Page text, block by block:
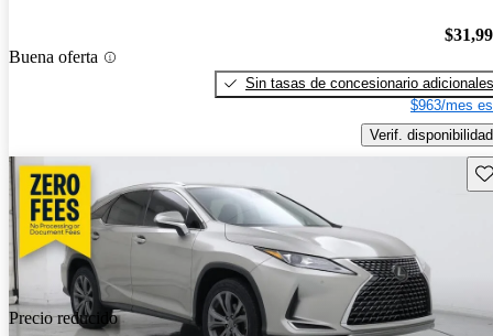
Buena oferta
Sin tasas de concesionario adicionales
$963/mes
Verif. disponibilidad
Precio reducido